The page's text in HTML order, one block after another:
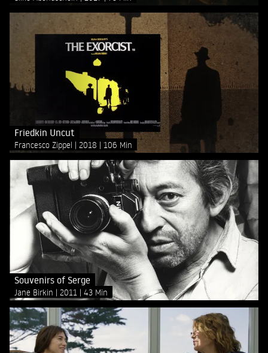
Friedkin Uncut
Francesco Zippel 2018 106 Min
Souvenirs of Serge
Jane Birkin 2011 43 Min